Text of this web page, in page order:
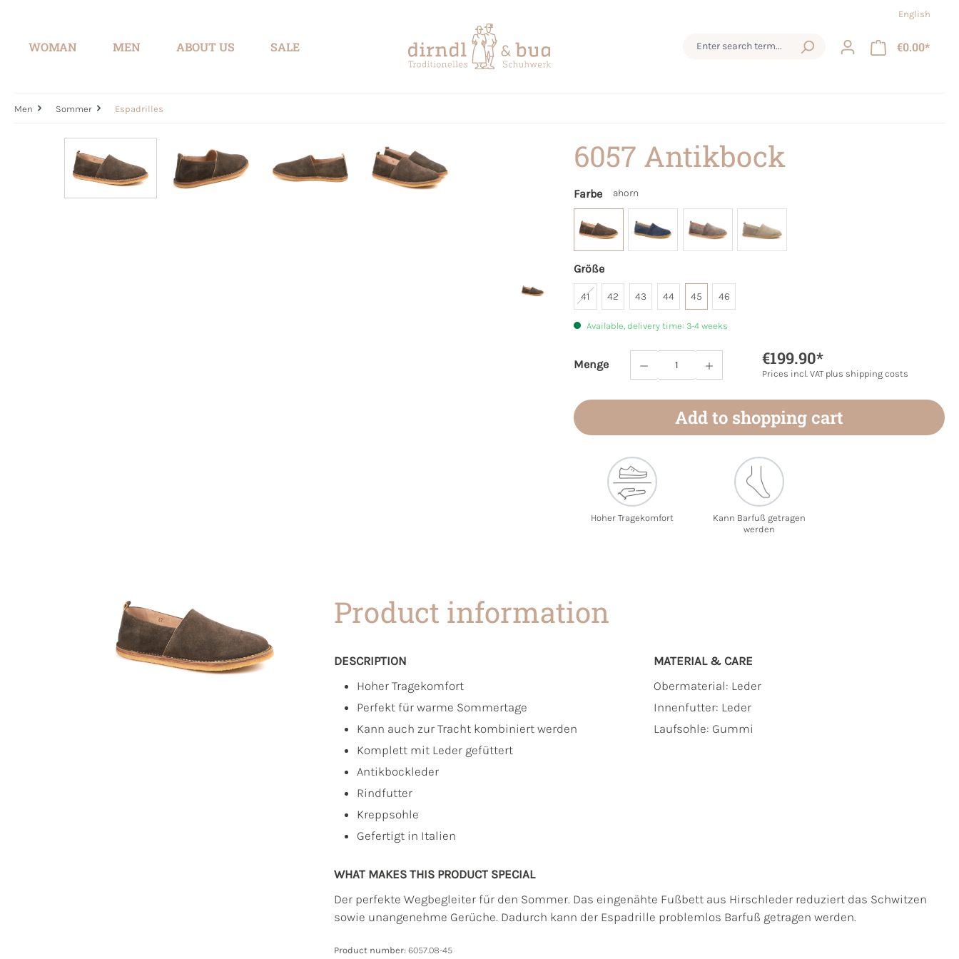
English
WOMAN MEN ABOUT US SALE €0.00*
Men Sommer Espadrilles
6057 Antikbock
Farbe ahorn
Größe
41 42 43 44 45 46
Available, delivery time: 3-4 weeks
Menge
Product Quantity: Enter the desired amount or
€199.90*
Prices incl. VAT plus shipping costs
Add to shopping cart
Hoher Tragekomfort
Kann Barfuß getragen
werden
Product information
DESCRIPTION
Hoher Tragekomfort
Perfekt für warme Sommertage
Kann auch zur Tracht kombiniert werden
Komplett mit Leder gefüttert
Antikbockleder
Rindfutter
Kreppsohle
Gefertigt in Italien
MATERIAL & CARE
Obermaterial: Leder
Innenfutter: Leder
Laufsohle: Gummi
WHAT MAKES THIS PRODUCT SPECIAL
Der perfekte Wegbegleiter für den Sommer. Das eingenähte Fußbett aus Hirschleder reduziert das Schwitzen
sowie unangenehme Gerüche. Dadurch kann der Espadrille problemlos Barfuß getragen werden.
Product number: 6057.08-45